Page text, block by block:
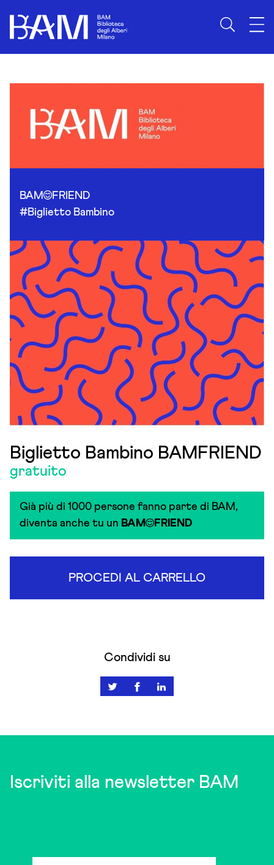
BAM
FRIEND
#Biglietto Bambino
Biglietto Bambino BAMFRIEND
gratuito
Già più di 1000 persone fanno parte di BAM,
diventa anche tu un BAM FRIEND
PROCEDI AL CARRELLO
Condividi su
Iscriviti alla newsletter BAM